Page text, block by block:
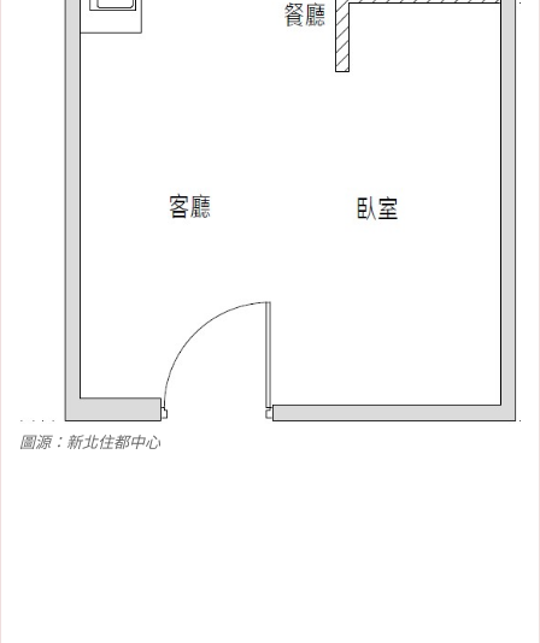
圖源：新北住都中心